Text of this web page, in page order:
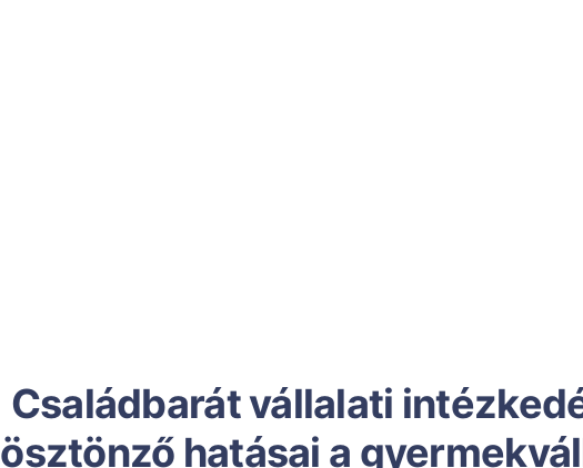
Családbarát vállalati
ösztönző hatásai a